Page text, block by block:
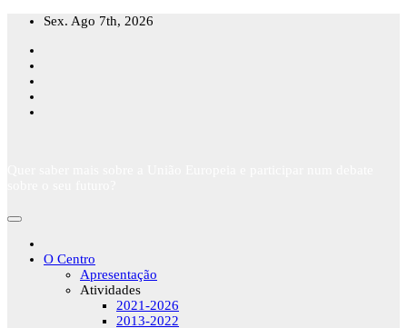
Skip
content
Sex. Ago 7th, 2026
O Centro
Apresentação
Atividades
2021-2026
2013-2022